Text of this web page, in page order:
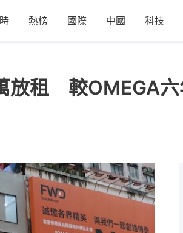
熱榜 國際 中國 科技
放租 較OMEGA六